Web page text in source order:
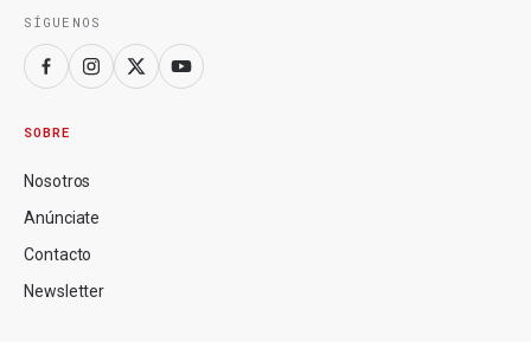
SÍGUENOS
SOBRE
Nosotros
Anúnciate
Contacto
Newsletter